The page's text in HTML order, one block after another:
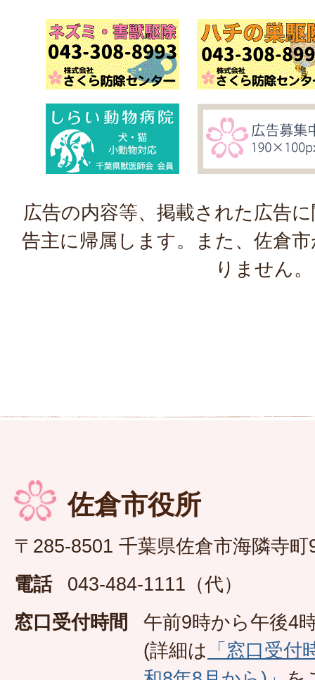
広告の内容等、掲載された広告
告主に帰属します。また、佐倉
りません。
佐倉市役所
〒285-8501 千葉県佐倉市海隣寺町
電話
043-484-1111（代）
窓口受付時間
午前9時から午後4
(詳細は 「窓口受